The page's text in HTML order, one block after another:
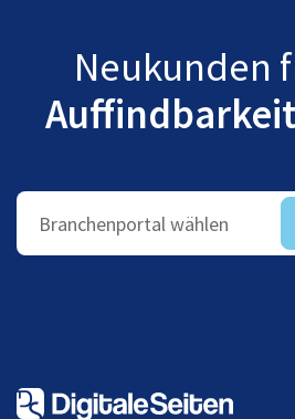
Neukunden
Branchenportal wählen